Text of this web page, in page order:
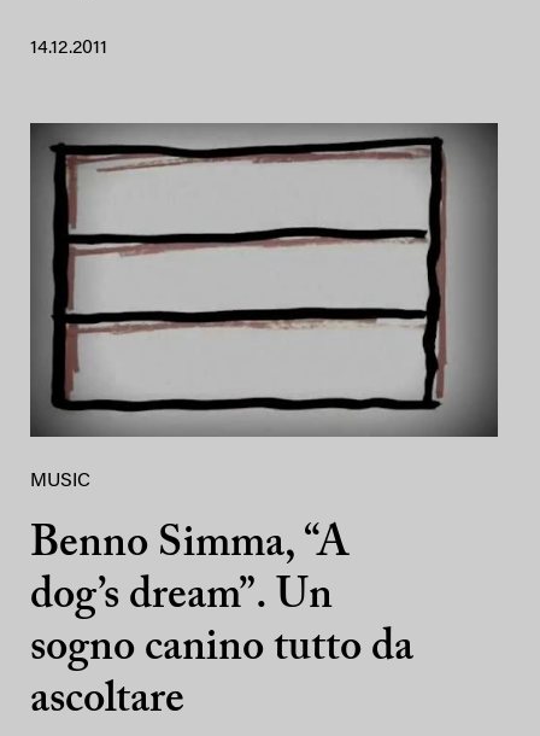
14.12.2011
MUSIC
Benno Simma, “A
dog’s dream”. Un
sogno canino tutto da
ascoltare